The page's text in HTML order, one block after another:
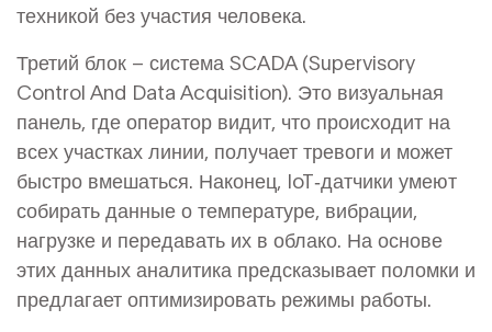
техникой без участия человека.
Третий блок – система SCADA (Supervisory
Control And Data Acquisition). Это визуальная
панель, где оператор видит, что происходит на
всех участках линии, получает тревоги и может
быстро вмешаться. Наконец, IoT‑датчики умеют
собирать данные о температуре, вибрации,
нагрузке и передавать их в облако. На основе
этих данных аналитика предсказывает поломки и
предлагает оптимизировать режимы работы.